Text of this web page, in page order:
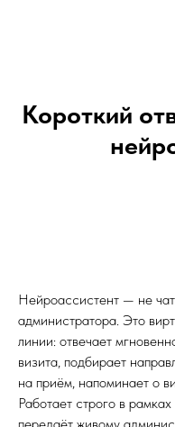
Короткий
Нейроассистент — не
администратора. Это
линии: отвечает
визита, подбирает
на приём, напоминает о
Работает строго в